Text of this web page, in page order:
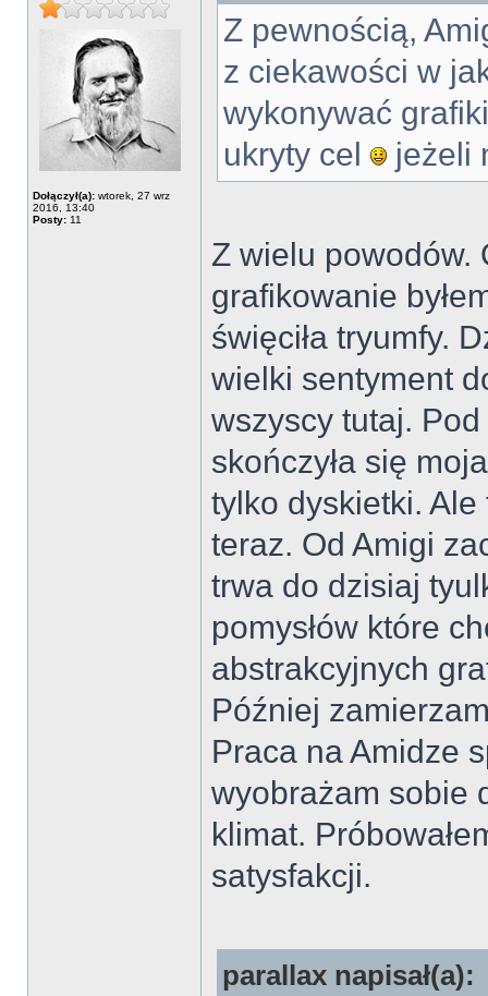
Dołączył(a): wtorek, 27 wrz
2016, 13:40
Posty: 11
Z pewnością,
z ciekawości w
wykonywać
ukryty cel
jeżeli
Z wielu powodów.
grafikowanie
święciła tryumfy.
wielki sentyment
wszyscy tutaj.
skończyła się
tylko dyskietki.
teraz. Od Amigi
trwa do dzisiaj
pomysłów które
abstrakcyjnych
Później
Praca na Amidze
wyobrażam sobie
klimat.
satysfakcji.
parallax napisał(a):